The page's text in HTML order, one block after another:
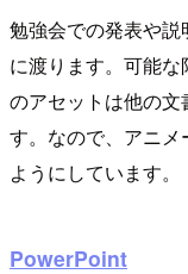
勉強会での発表や
に渡ります。可能
のアセットは他の文
す。なので、アニ
ようにしています。
PowerPoint